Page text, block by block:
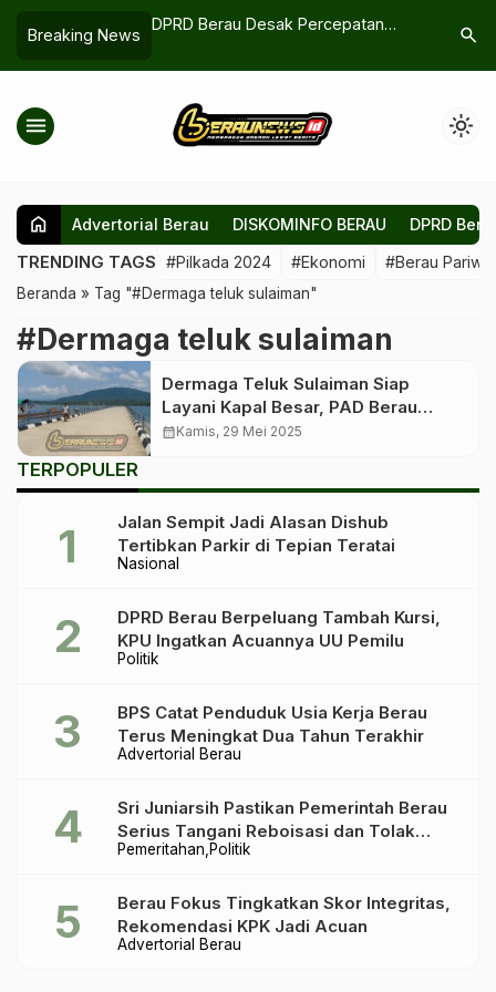
Breaking News
DPRD Berau Desak Percepatan
Ton Per Tahun Dinilai Harus Dikejar
dengan Strategi Hulu–Hilir
FPK
2024
search
menu light_mode
home Advertorial Berau DISKOMINFO BERAU DPRD
TRENDING TAGS #Pilkada 2024 #Ekonomi #Berau
Beranda » Tag "#Dermaga teluk sulaiman"
#Dermaga teluk sulaiman
Dermaga Teluk Sulaiman Siap
Layani Kapal Besar, PAD Berau
Bertambah
calendar_monthKamis, 29 Mei 2025
TERPOPULER
Nasional
Jalan Sempit Jadi Alasan Dishub
Tertibkan Parkir di Tepian Teratai
Politik
DPRD Berau Berpeluang Tambah Kursi,
KPU Ingatkan Acuannya UU Pemilu
Advertorial Berau
BPS Catat Penduduk Usia Kerja Berau
Terus Meningkat Dua Tahun Terakhir
Pemeritahan Politik
Sri Juniarsih Pastikan Pemerintah Berau
Serius Tangani Reboisasi dan Tolak
Praktik Ilegal
Advertorial Berau
Berau Fokus Tingkatkan Skor Integritas,
Rekomendasi KPK Jadi Acuan